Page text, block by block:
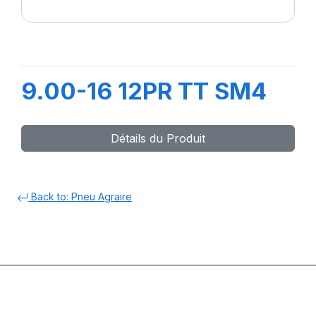
9.00-16 12PR TT SM4
Détails du Produit
Back to: Pneu Agraire